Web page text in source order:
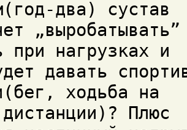
два) сустав
„выробатывать”
при нагрузках и
давать
ходьба на
Плюс